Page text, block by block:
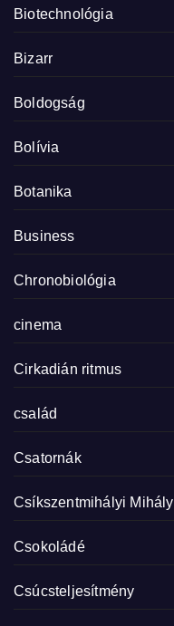
Biotechnológia
Bizarr
Boldogság
Bolívia
Botanika
Business
Chronobiológia
cinema
Cirkadián ritmus
család
Csatornák
Csíkszentmihályi Mihály
Csokoládé
Csúcsteljesítmény